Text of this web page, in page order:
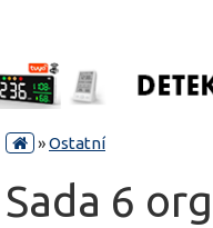
»Ostatní
Sada 6